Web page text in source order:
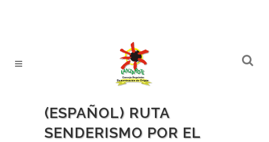
(ESPAÑOL) RUTA
SENDERISMO POR EL